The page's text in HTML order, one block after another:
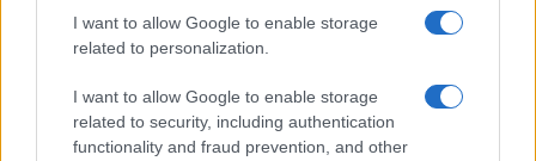
I want to allow Google to enable storage
related to personalization.
I want to allow Google to enable storage
related to security, including authentication
functionality and fraud prevention, and other
“Τυφλό” το ιρλανδικό κυβερνητικό